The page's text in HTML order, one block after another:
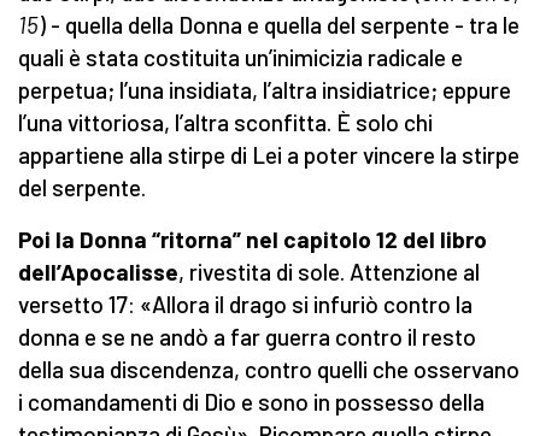
15) - quella della Donna e quella del serpente - tra le
quali è stata costituita un’inimicizia radicale e
perpetua; l’una insidiata, l’altra insidiatrice; eppure
l’una vittoriosa, l’altra sconfitta. È solo chi
appartiene alla stirpe di Lei a poter vincere la stirpe
del serpente.
Poi la Donna “ritorna” nel capitolo 12 del libro
dell’Apocalisse, rivestita di sole. Attenzione al
versetto 17: «Allora il drago si infuriò contro la
donna e se ne andò a far guerra contro il resto
della sua discendenza, contro quelli che osservano
i comandamenti di Dio e sono in possesso della